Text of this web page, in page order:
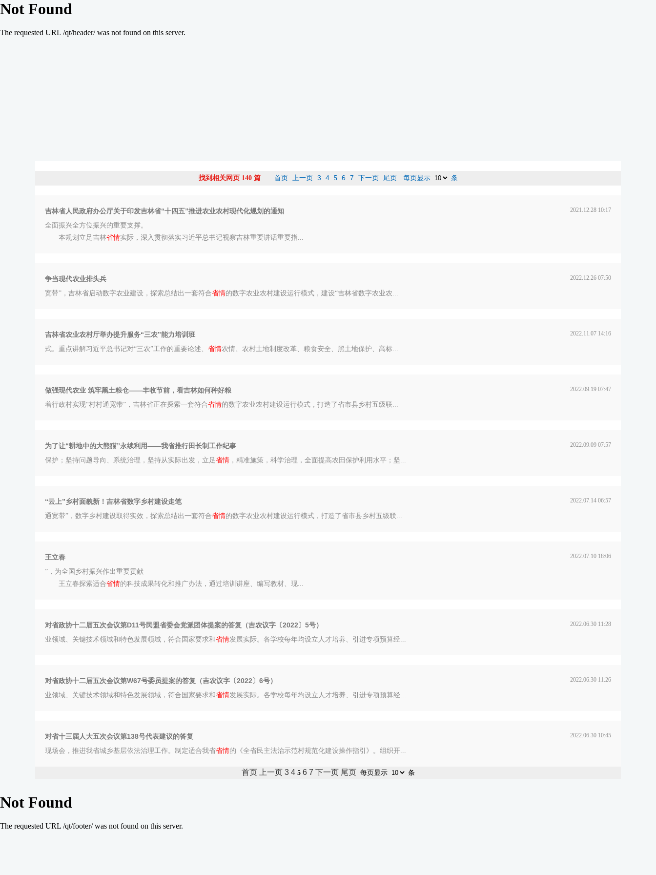
找到相关网页 140 篇 首页 上一页 3 4 5 6 7 下一页 尾页 每页显示 条
吉林省人民政府办公厅关于印发吉林省“十四五”推进农业农村现代化规划的通知 2021.12.28 10:17
全面振兴全方位振兴的重要支撑。
本规划立足吉林省情实际，深入贯彻落实习近平总书记视察吉林重要讲话重要指...
争当现代农业排头兵 2022.12.26 07:50
宽带”，吉林省启动数字农业建设，探索总结出一套符合省情的数字农业农村建设运行模式，建设“吉林省数字农业农...
吉林省农业农村厅举办提升服务“三农”能力培训班 2022.11.07 14:16
式。重点讲解习近平总书记对“三农”工作的重要论述、 省情农情、农村土地制度改革、粮食安全、黑土地保护、高标...
做强现代农业 筑牢黑土粮仓——丰收节前，看吉林如何种好粮 2022.09.19 07:47
着行政村实现“村村通宽带”，吉林省正在探索一套符合省情的数字农业农村建设运行模式，打造了省市县乡村五级联...
为了让“耕地中的大熊猫”永续利用——我省推行田长制工作纪事 2022.09.09 07:57
保护；坚持问题导向、系统治理，坚持从实际出发，立足省情 ，精准施策，科学治理，全面提高农田保护利用水平；坚...
“云上”乡村面貌新！吉林省数字乡村建设走笔 2022.07.14 06:57
通宽带”，数字乡村建设取得实效，探索总结出一套符合省情的数字农业农村建设运行模式，打造了省市县乡村五级联...
王立春 2022.07.10 18:06
”，为全国乡村振兴作出重要贡献
王立春探索适合省情的科技成果转化和推广办法，通过培训讲座、编写教材、现...
对省政协十二届五次会议第D11号民盟省委会党派团体提案的答复（吉农议字〔2022〕5号） 2022.06.30 11:28
业领域、关键技术领域和特色发展领域，符合国家要求和省情发展实际。各学校每年均设立人才培养、引进专项预算经...
对省政协十二届五次会议第W67号委员提案的答复（吉农议字〔2022〕6号） 2022.06.30 11:26
业领域、关键技术领域和特色发展领域，符合国家要求和省情发展实际。各学校每年均设立人才培养、引进专项预算经...
对省十三届人大五次会议第138号代表建议的答复 2022.06.30 10:45
现场会，推进我省城乡基层依法治理工作。制定适合我省省情的《全省民主法治示范村规范化建设操作指引》。组织开...
首页 上一页 3 4 5 6 7 下一页 尾页 每页显示 条